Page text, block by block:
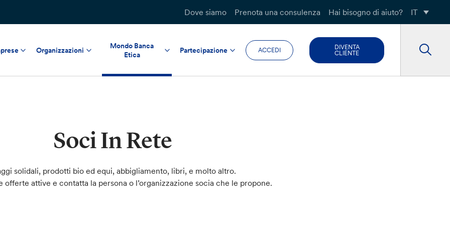
Dove siamo Prenota una consulenza Hai bisogno di aiuto? IT
Organizzazioni
Mondo Banca
Etica
Partecipazione ACCEDI
DIVENTA
CLIENTE
Soci In Rete
solidali, prodotti bio ed equi, abbigliamento, libri, e molto altro.
offerte attive e contatta la persona o l’organizzazione socia che le propone.